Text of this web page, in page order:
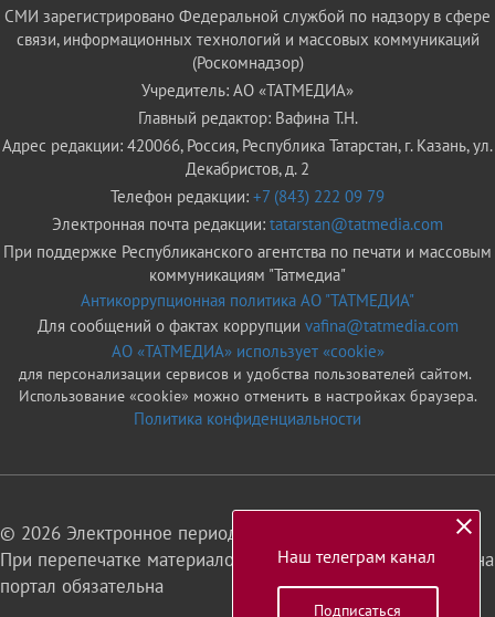
СМИ зарегистрировано Федеральной службой по надзору в сфере
связи, информационных технологий и массовых коммуникаций
(Роскомнадзор)
Учредитель: АО «ТАТМЕДИА»
Главный редактор: Вафина Т.Н.
Адрес редакции: 420066, Россия, Республика Татарстан, г. Казань, ул.
Декабристов, д. 2
Телефон редакции: +7 (843) 222 09 79
Электронная почта редакции: tatarstan@tatmedia.com
При поддержке Республиканского агентства по печати и массовым
коммуникациям "Татмедиа"
Антикоррупционная политика АО "ТАТМЕДИА"
Для сообщений о фактах коррупции vafina@tatmedia.com
АО «ТАТМЕДИА» использует «cookie»
для персонализации сервисов и удобства пользователей сайтом.
Использование «cookie» можно отменить в настройках браузера.
Политика конфиденциальности
© 2026 Электронное периодическое издание «Татарстан»
При перепечатке материалов или их фрагментов ссылка на
портал обязательна
Наш телеграм канал
Подписаться